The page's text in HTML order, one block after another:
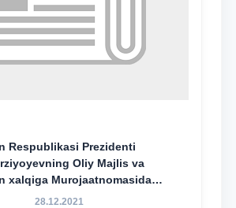
Respublikasi Prezidenti
Oliy Majlis va
xalqiga Murojaatnomasida
vazifalar mazmun-mohiyatini
28.12.2021